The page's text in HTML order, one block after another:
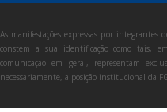
As manifestações expressas por integrantes
constem a sua identificação como tais,
comunicação em geral, representam
necessariamente, a posição institucional da